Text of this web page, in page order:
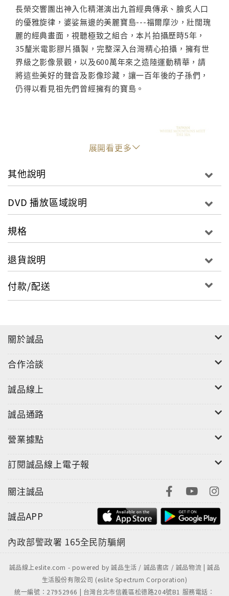
長榮交響團出神入化精湛演出九首經典傳承、膾炙人口
的優雅旋律，婆娑無邊的美麗寶島---福爾摩沙，壯闊瑰
麗的經典畫面，視聽極致之組合，本片拍攝歷時5年，
35釐米電影膠片攝製，完整深入台灣精心拍攝，擁有世
界級之影像景觀，以及600萬年來之造陸運動精華，請
將這些美好的聲音及影像珍藏，讓一百年後的子孫們，
仍得以看見祖先們曾經擁有的寶島。
展開看更多
其他說明
DVD 播放區域說明
規格
退貨說明
付款/配送
關於誠品
合作洽談
誠品線上
誠品通路
營業據點
訂閱誠品線上電子報
關注誠品
誠品APP
內政部警政署 165全民防騙網
誠品線上eslite.com - powered by 誠品生活 / 誠品書店 / 誠品物流 | 誠品
生活股份有限公司 (eslite Spectrum Corporation)
統一編號：27952966 | 台灣台北市信義區松德路204號B1 服務電話：